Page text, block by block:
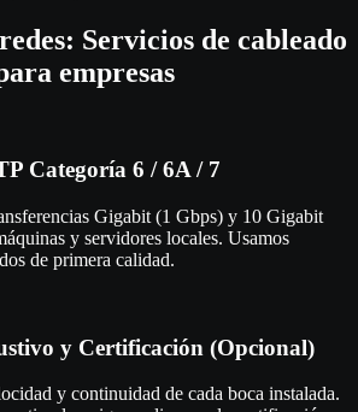
Servicios de cableado
empresas
Categoría 6 / 6A / 7
Gigabit (1 Gbps) y 10 Gigabit
y servidores locales. Usamos
de primera calidad.
y Certificación (Opcional)
y continuidad de cada boca instalada.